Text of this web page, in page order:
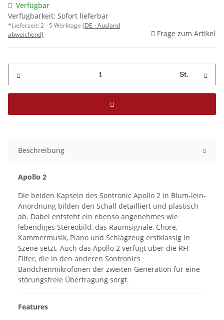
Verfügbar
Verfügbarkeit: Sofort lieferbar
*Lieferzeit:2 - 5 Werktage (DE - Ausland
abweichend)
Frage zum Artikel
St.
Beschreibung
Apollo 2
Die beiden Kapseln des Sontronic Apollo 2 in Blum-lein-
Anordnung bilden den Schall detailliert und plastisch
ab. Dabei entsteht ein ebenso angenehmes wie
lebendiges Stereobild, das Raumsignale, Chöre,
Kammermusik, Piano und Schlagzeug erstklassig in
Szene setzt. Auch das Apollo 2 verfügt über die RFI-
Filter, die in den anderen Sontronics
Bändchenmikrofonen der zweiten Generation für eine
störungsfreie Übertragung sorgt.
Features